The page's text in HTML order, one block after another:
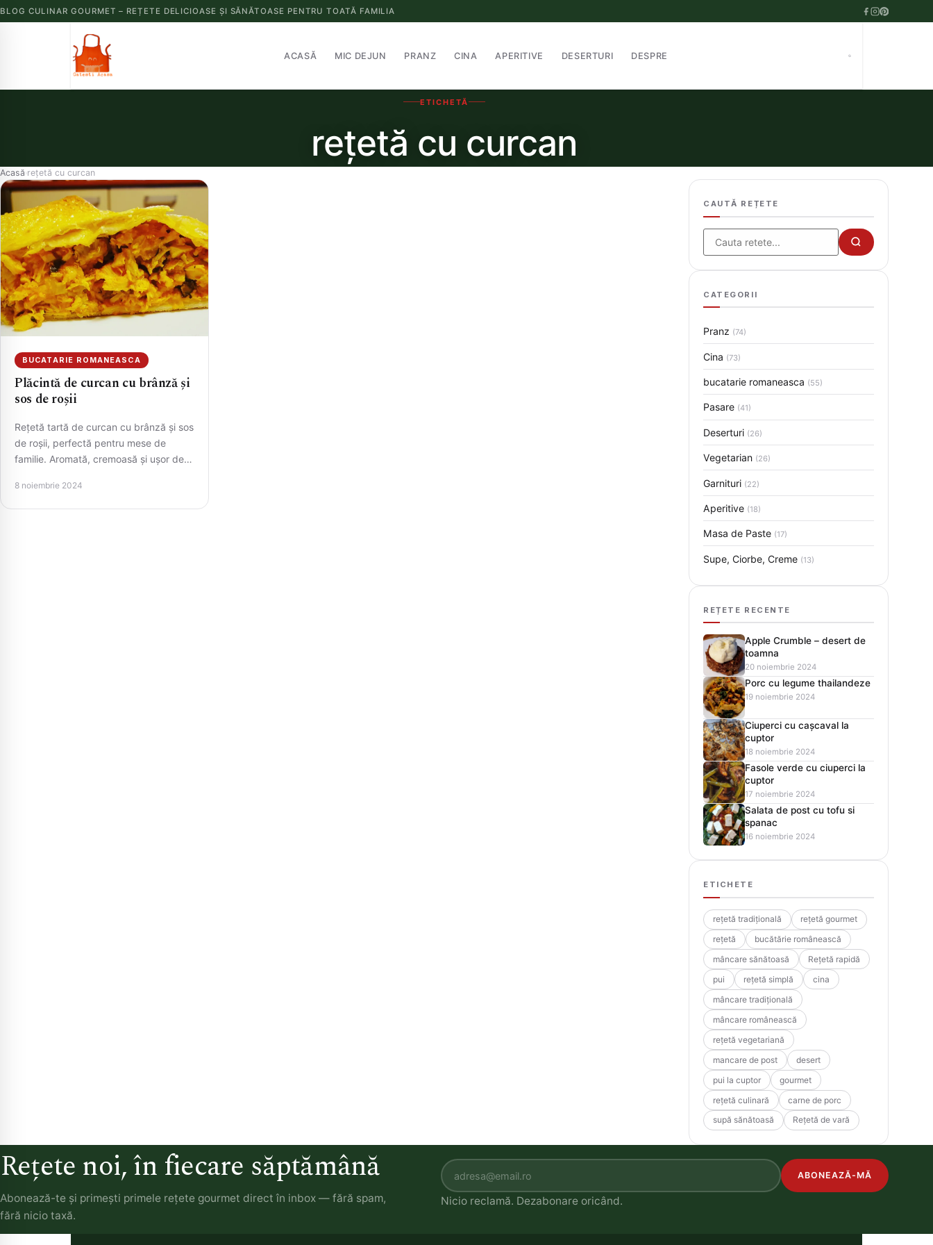
BLOG CULINAR GOURMET – REȚETE DELICIOASE ȘI SĂNĂTOASE PENTRU TOATĂ FAMILIA
ACASĂ MIC DEJUN PRANZ CINA APERITIVE DESERTURI DESPRE
ETICHETĂ
rețetă cu curcan
Acasă›rețetă cu curcan
BUCATARIE ROMANEASCA
Plăcintă de curcan cu brânză și
sos de roșii
Rețetă tartă de curcan cu brânză și sos
de roșii, perfectă pentru mese de
familie. Aromată, cremoasă și ușor de
8 noiembrie 2024
CAUTĂ REȚETE
Cauta
CATEGORII
Pranz (74)
Cina (73)
bucatarie romaneasca (55)
Pasare (41)
Deserturi (26)
Vegetarian (26)
Garnituri (22)
Aperitive (18)
Masa de Paste (17)
Supe, Ciorbe, Creme (13)
REȚETE RECENTE
Apple Crumble – desert de
toamna
20 noiembrie 2024
Porc cu legume thailandeze
19 noiembrie 2024
Ciuperci cu cașcaval la
cuptor
18 noiembrie 2024
Fasole verde cu ciuperci la
cuptor
17 noiembrie 2024
Salata de post cu tofu si
spanac
16 noiembrie 2024
ETICHETE
rețetă tradițională
rețetă gourmet
rețetă
bucătărie românească
mâncare sănătoasă
Rețetă rapidă
pui
rețetă simplă
cina
mâncare tradițională
mâncare românească
rețetă vegetariană
mancare de post
desert
pui la cuptor
gourmet
rețetă culinară
carne de porc
supă sănătoasă
Rețetă de vară
Rețete noi, în fiecare săptămână
Abonează-te și primești primele rețete gourmet direct în inbox — fără spam,
fără nicio taxă.
ABONEAZĂ-MĂ
Nicio reclamă. Dezabonare oricând.